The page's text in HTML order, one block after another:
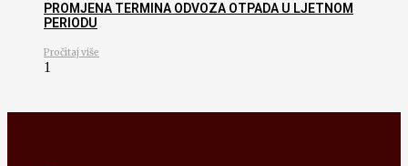
PROMJENA TERMINA ODVOZA OTPADA U LJETNOM
PERIODU
Pročitaj više